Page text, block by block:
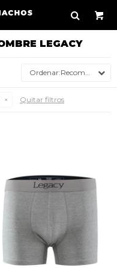
LEGACY
Recomendados
Quitar filtros